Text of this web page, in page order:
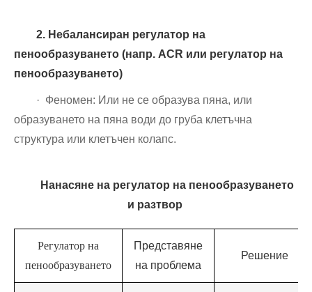
2. Небалансиран регулатор на
пенообразуването (напр. ACR или регулатор на
пенообразуването)
· Феномен: Или не се образува пяна, или
образуването на пяна води до груба клетъчна
структура или клетъчен колапс.
Нанасяне на регулатор на пенообразуването
и разтвор
Регулатор на
пенообразуването
Представяне
на проблема
Решение